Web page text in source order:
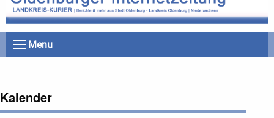
Menu
Kalender